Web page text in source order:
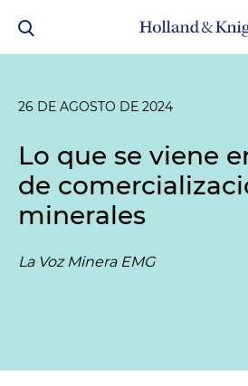
26 DE AGOSTO DE 2024
Lo que se viene
de
minerales
La Voz Minera EMG